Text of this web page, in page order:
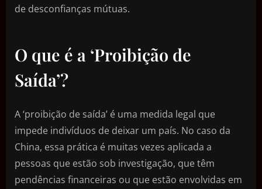
de desconfianças mútuas.
O que é a ‘Proibição de
Saída’?
A ‘proibição de saída’ é uma medida legal que
impede indivíduos de deixar um país. No caso da
China, essa prática é muitas vezes aplicada a
pessoas que estão sob investigação, que têm
pendências financeiras ou que estão envolvidas em